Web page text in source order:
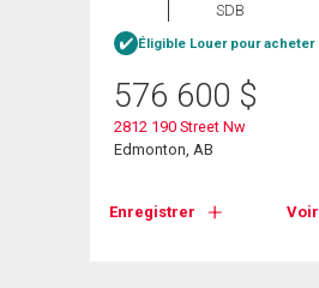
SDB
Éligible Louer pour acheter
576 600 $
2812 190 Street Nw
Edmonton, AB
Enregistrer Voir